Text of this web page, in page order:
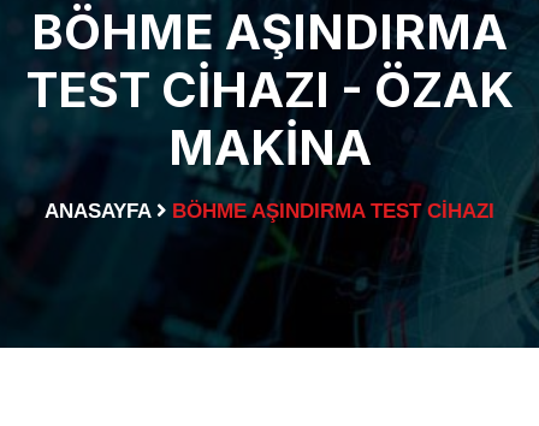
BÖHME AŞINDIRMA
TEST CIHAZI - ÖZAK
MAKINA
ANASAYFA BÖHME AŞINDIRMA TEST CIHAZI